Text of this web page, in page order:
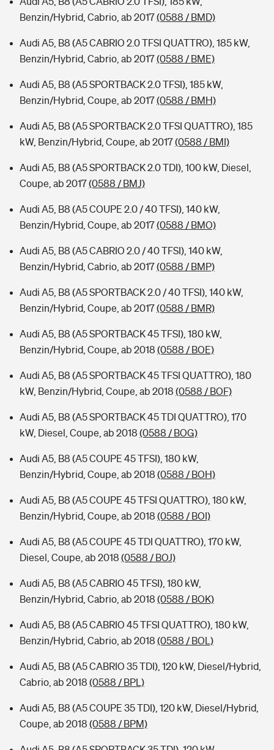
Benzin/Hybrid, Cabrio, ab 2017(0588 / BMD)
Audi A5, B8 (A5 CABRIO 2.0 TFSI QUATTRO), 185 kW,
Benzin/Hybrid, Cabrio, ab 2017(0588 / BME)
Audi A5, B8 (A5 SPORTBACK 2.0 TFSI), 185 kW,
Benzin/Hybrid, Coupe, ab 2017(0588 / BMH)
Audi A5, B8 (A5 SPORTBACK 2.0 TFSI QUATTRO), 185
kW, Benzin/Hybrid, Coupe, ab 2017(0588 / BMI)
Audi A5, B8 (A5 SPORTBACK 2.0 TDI), 100 kW, Diesel,
Coupe, ab 2017(0588 / BMJ)
Audi A5, B8 (A5 COUPE 2.0 / 40 TFSI), 140 kW,
Benzin/Hybrid, Coupe, ab 2017(0588 / BMO)
Audi A5, B8 (A5 CABRIO 2.0 / 40 TFSI), 140 kW,
Benzin/Hybrid, Cabrio, ab 2017(0588 / BMP)
Audi A5, B8 (A5 SPORTBACK 2.0 / 40 TFSI), 140 kW,
Benzin/Hybrid, Coupe, ab 2017(0588 / BMR)
Audi A5, B8 (A5 SPORTBACK 45 TFSI), 180 kW,
Benzin/Hybrid, Coupe, ab 2018 (0588 / BOE)
Audi A5, B8 (A5 SPORTBACK 45 TFSI QUATTRO), 180
kW, Benzin/Hybrid, Coupe, ab 2018 (0588 / BOF)
Audi A5, B8 (A5 SPORTBACK 45 TDI QUATTRO), 170
kW, Diesel, Coupe, ab 2018 (0588 / BOG)
Audi A5, B8 (A5 COUPE 45 TFSI), 180 kW,
Benzin/Hybrid, Coupe, ab 2018 (0588 / BOH)
Audi A5, B8 (A5 COUPE 45 TFSI QUATTRO), 180 kW,
Benzin/Hybrid, Coupe, ab 2018 (0588 / BOI)
Audi A5, B8 (A5 COUPE 45 TDI QUATTRO), 170 kW,
Diesel, Coupe, ab 2018 (0588 / BOJ)
Audi A5, B8 (A5 CABRIO 45 TFSI), 180 kW,
Benzin/Hybrid, Cabrio, ab 2018 (0588 / BOK)
Audi A5, B8 (A5 CABRIO 45 TFSI QUATTRO), 180 kW,
Benzin/Hybrid, Cabrio, ab 2018 (0588 / BOL)
Audi A5, B8 (A5 CABRIO 35 TDI), 120 kW, Diesel/Hybrid,
Cabrio, ab 2018 (0588 / BPL)
Audi A5, B8 (A5 COUPE 35 TDI), 120 kW, Diesel/Hybrid,
Coupe, ab 2018 (0588 / BPM)